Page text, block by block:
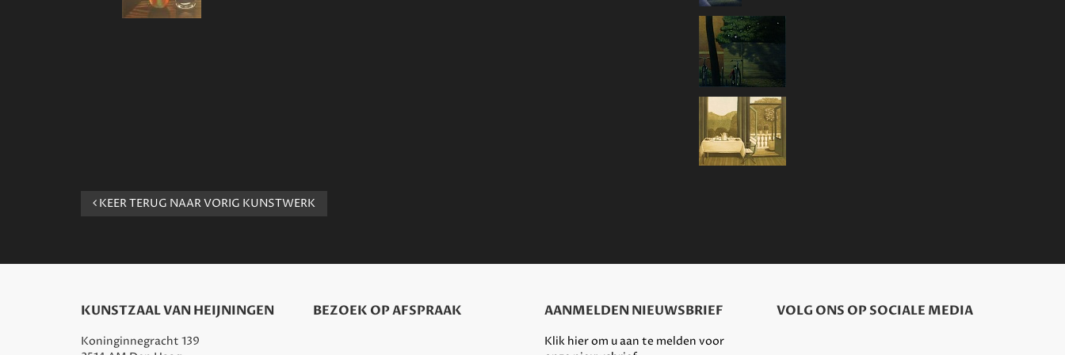
KEER TERUG NAAR VORIG KUNSTWERK
KUNSTZAAL VAN HEIJNINGEN
Koninginnegracht 139
BEZOEK OP AFSPRAAK AANMELDEN NIEUWSBRIEF
Klik hier om u aan te melden voor
VOLG ONS OP SOCIALE MEDIA